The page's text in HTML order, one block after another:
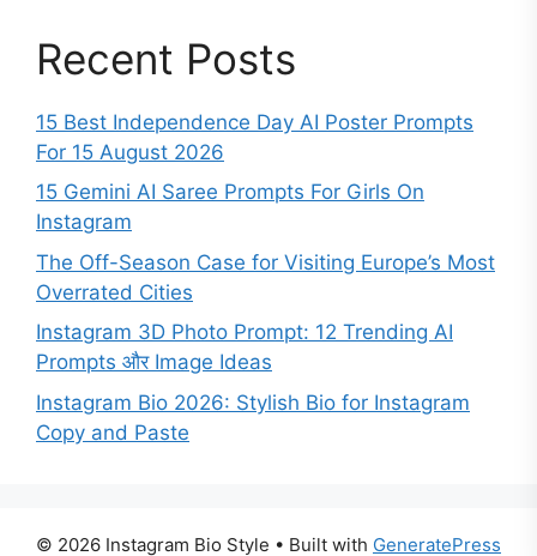
Recent Posts
15 Best Independence Day AI Poster Prompts
For 15 August 2026
15 Gemini AI Saree Prompts For Girls On
Instagram
The Off-Season Case for Visiting Europe’s Most
Overrated Cities
Instagram 3D Photo Prompt: 12 Trending AI
Prompts और Image Ideas
Instagram Bio 2026: Stylish Bio for Instagram
Copy and Paste
© 2026 Instagram Bio Style • Built with GeneratePress